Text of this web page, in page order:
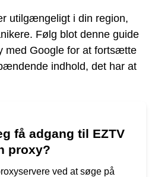
utilgængeligt i din region,
Følg blot denne guide
med Google for at fortsætte
indhold, det har at
få adgang til EZTV
proxy?
ved at søge på